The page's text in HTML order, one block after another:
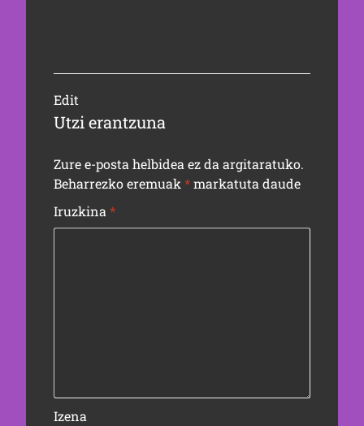
Edit
Utzi erantzuna
Zure e-posta helbidea ez da argitaratuko.
Beharrezko eremuak *markatuta daude
Iruzkina *
Izena